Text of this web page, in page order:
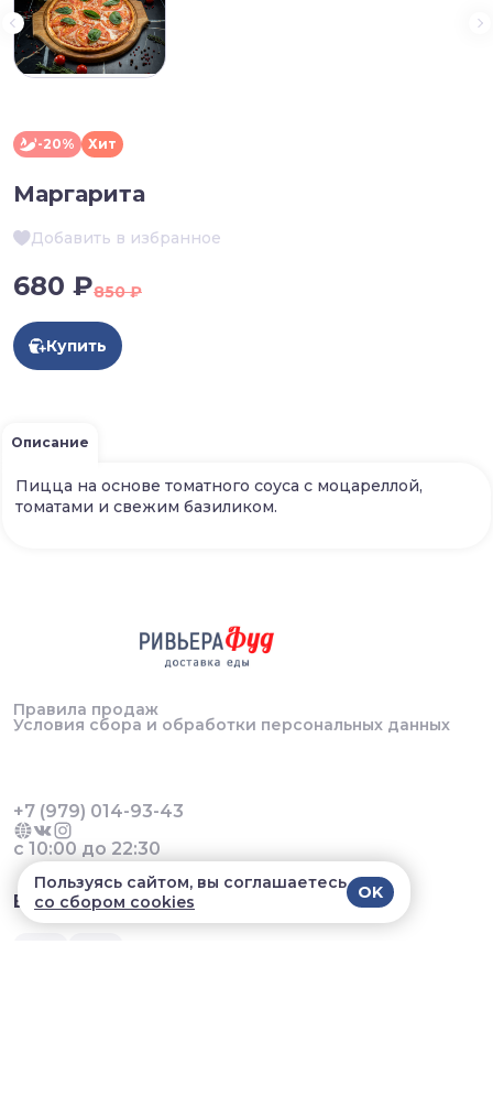
-20% Хит
Маргарита
Добавить в избранное
680 ₽850 ₽
Купить
Описание
Пицца на основе томатного соуса с моцареллой,
томатами и свежим базиликом.
Правила продаж
Условия сбора и обработки персональных данных
+7 (979) 014-93-43
с 10:00 до 22:30
В приложении удобнее!
Пользуясь сайтом, вы соглашаетесь
со сбором cookies
OK